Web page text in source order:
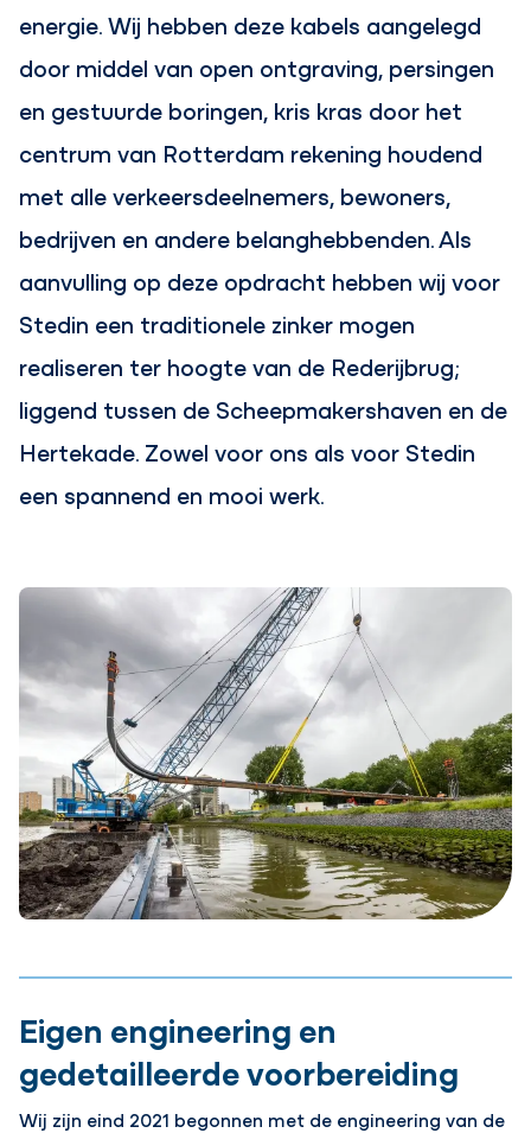
energie. Wij hebben deze kabels aangelegd
door middel van open ontgraving, persingen
en gestuurde boringen, kris kras door het
centrum van Rotterdam rekening houdend
met alle verkeersdeelnemers, bewoners,
bedrijven en andere belanghebbenden. Als
aanvulling op deze opdracht hebben wij voor
Stedin een traditionele zinker mogen
realiseren ter hoogte van de Rederijbrug;
liggend tussen de Scheepmakershaven en de
Hertekade. Zowel voor ons als voor Stedin
een spannend en mooi werk.
Eigen engineering en
gedetailleerde voorbereiding
Wij zijn eind 2021 begonnen met de engineering van de